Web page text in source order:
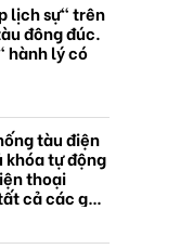
lịch sự" trên
đông đúc.
hành lý có
tàu điện
tự động
thoại
cả các ga ,
do nhu